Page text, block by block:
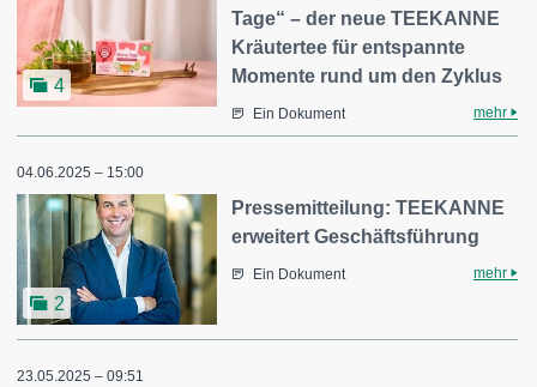
4
Tage“ – der neue TEEKANNE
Kräutertee für entspannte
Momente rund um den Zyklus
Ein Dokument mehr
04.06.2025 – 15:00
2
Pressemitteilung: TEEKANNE
erweitert Geschäftsführung
Ein Dokument mehr
23.05.2025 – 09:51